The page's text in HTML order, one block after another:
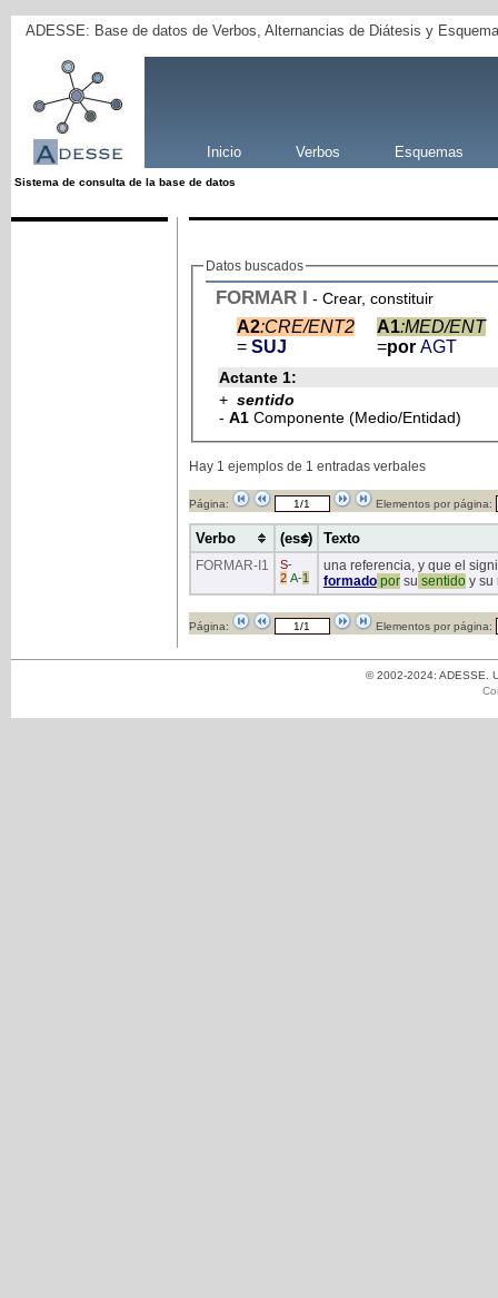
ADESSE: Base de datos de Verbos, Alternancias de Diátesis y
Inicio Verbos Esquemas
Sistema de consulta de la base de datos
Datos buscados
FORMAR I - Crear, constituir
A2:CRE/ENT2
= SUJ
A1:MED/ENT
=por AGT
Actante 1:
+ sentido
- A1Componente (Medio/Entidad)
Hay 1 ejemplos de 1 entradas verbales
Página: Elementos por página:
Verbo (ess) Texto
FORMAR-I1 S-
2 A-1
una referencia, y que el
formadoporsu sentidoy su
Página: Elementos por página:
© 2002-2024: ADESSE.